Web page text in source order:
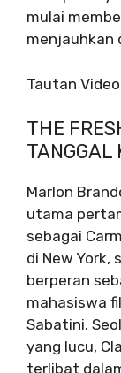
mulai
menjauhkan
Tautan
THE
TANGGAL
Marlon
utama
sebagai
di New
berperan
mahasiswa
Sabatini.
yang lucu,
terlibat